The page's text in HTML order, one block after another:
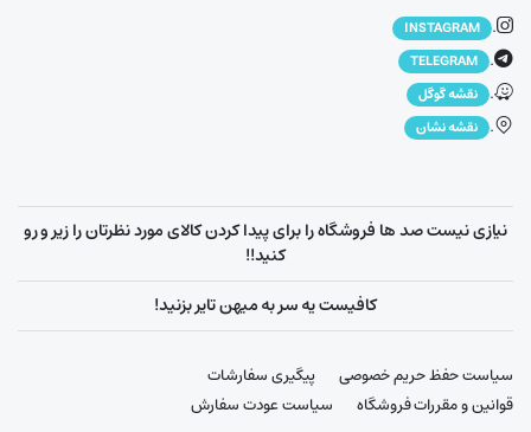
.
INSTAGRAM
.
TELEGRAM
. نقشه گوگل
. نقشه نشان
نیازی نیست صد ها فروشگاه را برای پیدا کردن کالای مورد نظرتان را زیر و رو
کنید!!
کافیست یه سر به میهن تایر بزنید!
سیاست حفظ حریم خصوصی
پیگیری سفارشات
قوانین و مقررات فروشگاه
سیاست عودت سفارش